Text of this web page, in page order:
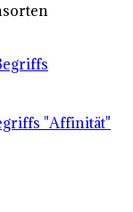
"Affinität"